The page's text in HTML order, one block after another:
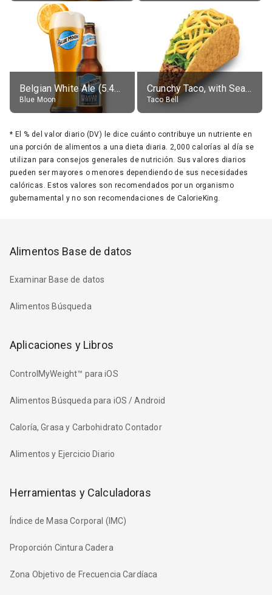
Belgian White Ale (5.4% alc.)
Blue Moon
Crunchy Taco, with Seasoned Beef
Taco Bell
* El % del valor diario (DV) le dice cuánto contribuye un nutriente en
una porción de alimentos a una dieta diaria. 2,000 calorías al día se
utilizan para consejos generales de nutrición. Sus valores diarios
pueden ser mayores o menores dependiendo de sus necesidades
calóricas. Estos valores son recomendados por un organismo
gubernamental y no son recomendaciones de CalorieKing.
Alimentos Base de datos
Examinar Base de datos
Alimentos Búsqueda
Aplicaciones y Libros
ControlMyWeight™ para iOS
Alimentos Búsqueda para iOS / Android
Caloría, Grasa y Carbohidrato Contador
Alimentos y Ejercicio Diario
Herramientas y Calculadoras
Índice de Masa Corporal (IMC)
Proporción Cintura Cadera
Zona Objetivo de Frecuencia Cardíaca